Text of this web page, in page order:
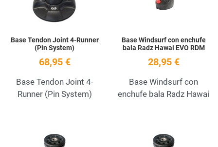
Base Tendon Joint 4-Runner
(Pin System)
68,95 €
Base Tendon Joint 4-
Runner (Pin System)
Base Windsurf con enchufe
bala Radz Hawai EVO RDM
28,95 €
Base Windsurf con
enchufe bala Radz Hawai